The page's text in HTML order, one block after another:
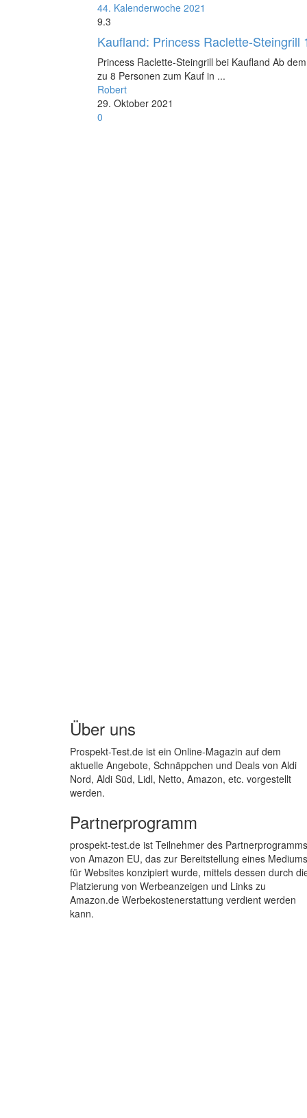
44. Kalenderwoche 2021
9.3
Kaufland: Princess Raclette-Steingrill
Princess Raclette-Steingrill bei Kaufland Ab
zu 8 Personen zum Kauf in ...
Robert
29. Oktober 2021
0
Über uns
Prospekt-Test.de ist ein Online-Magazin auf dem
aktuelle Angebote, Schnäppchen und Deals von Aldi
Nord, Aldi Süd, Lidl, Netto, Amazon, etc. vorgestellt
werden.
Partnerprogramm
prospekt-test.de ist Teilnehmer des Partnerprogramms
von Amazon EU, das zur Bereitstellung eines Mediums
für Websites konzipiert wurde, mittels dessen durch
Platzierung von Werbeanzeigen und Links zu
Amazon.de Werbekostenerstattung verdient werden
kann.